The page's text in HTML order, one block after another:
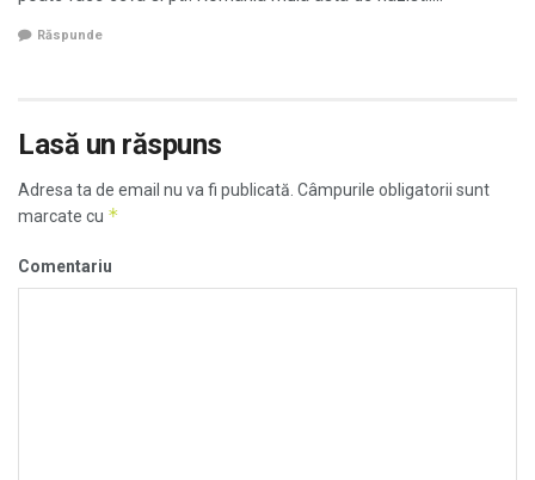
Răspunde
Lasă un răspuns
Adresa ta de email nu va fi publicată. Câmpurile obligatorii sunt
marcate cu *
Comentariu